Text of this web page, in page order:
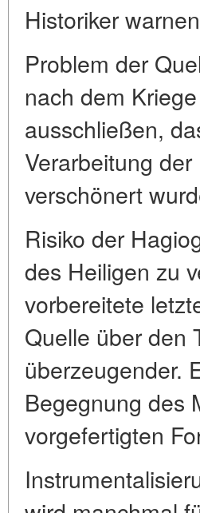
Historiker
Problem der
nach dem
ausschließen,
Verarbeitung
verschönert
Risiko der
des Heiligen zu
vorbereitete
Quelle über den
überzeugender.
Begegnung des
vorgefertigten